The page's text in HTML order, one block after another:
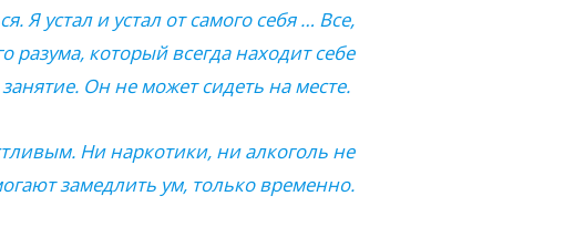
Я устал и устал от самого себя … Все,
разума, который всегда находит себе
занятие. Он не может сидеть на месте.
Ни наркотики, ни алкоголь не
замедлить ум, только временно.